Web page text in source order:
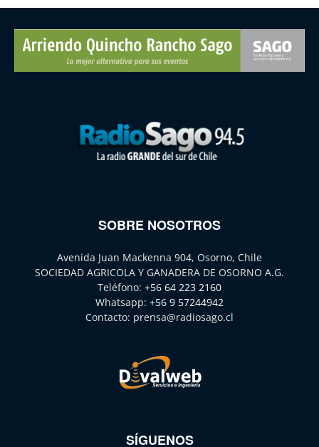
SOBRE NOSOTROS
Avenida Juan Mackenna 904, Osorno, Chile
SOCIEDAD AGRICOLA Y GANADERA DE OSORNO A.G.
Teléfono: +56 64 223 2160
Whatsapp: +56 9 57244942
Contacto: prensa@radiosago.cl
SÍGUENOS